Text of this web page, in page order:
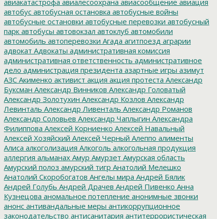
автобус автобусная остановка автобусные войны
автобусные остановки автобусные перевозки автобусный
парк автобусы автовокзал автоклуб автомобили
автомобиль автоперевозки Агада агитпоезд аграрии
адвокат Адвокаты административная комиссия
административная ответственность административное
дело администрация президента азартные игры азимут
АЗС Акименко активист акция акция протеста Александр
Буксман Александр Винников Александр Головатый
Александр Золотухин Александр Козлов Александр
Левинталь Александр Ливенталь Александр Романов
Александр Соловьев Александр Чаплыгин Александра
Филиппова Алексей Корниенко Алексей Навальный
Алексей Хозяйский Алексей Черный Алеппо алименты
Алиса алкоголизация Алкоголь алкогольная продукция
аллергия альманах Амур Амурзет Амурская область
Амурский полоз амурский тигр Анатолий Мелешко
Анатолий Скоробогатов Ангелы мира Андрей Бялик
Андрей Голубь Андрей Драчев Андрей Пивенко Анна
Кузнецова аномальное потепление анонимные звонки
анонс антивандальные меры антикоррупционное
законодательство антисанитария антитеррористическая